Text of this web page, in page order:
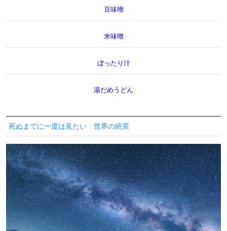
豆味噌
米味噌
ぼったり汁
湯だめうどん
死ぬまでに一度は見たい 世界の絶景